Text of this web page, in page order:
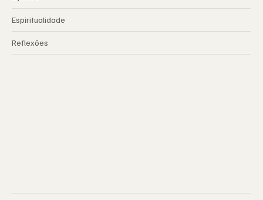
Espiritualidade
Reflexões